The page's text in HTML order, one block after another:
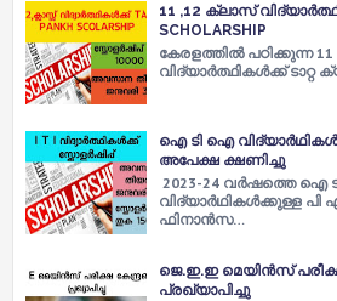
11 ,12 ക്ലാസ്
SCHOLARSHIP
കേരളത്തിൽ പഠിക്കുന്ന
വിദ്യാർത്ഥികൾക്ക് ടാറ്റ
ഐ ടി ഐ
അപേക്ഷ ക്ഷണിച്ചു
2023-24 വർഷത്തെ ഐ
വിദ്യാർഥികൾക്കുള്ള
ഫിനാൻസ…
ജെ.ഇ.ഇ മെയിൻസ്
പ്രഖ്യാപിച്ചു